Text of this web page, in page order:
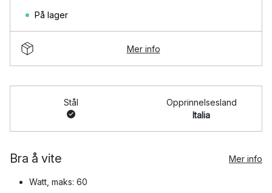
På lager
Mer info
Stål
Opprinnelsesland
Italia
Bra å vite Mer info
Watt, maks: 60